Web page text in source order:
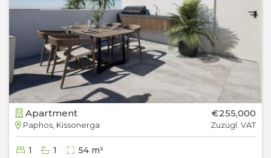
Apartment
Paphos, Kissonerga
€255,000
Zuzügl. VAT
1 1 54 m²